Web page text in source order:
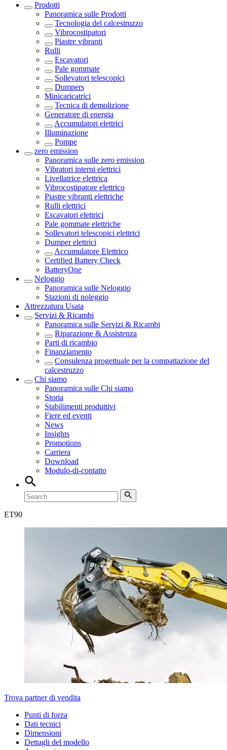
Prodotti
Panoramica sulle Prodotti
Tecnologia del calcestruzzo
Vibrocostipatori
Piastre vibranti
Rulli
Escavatori
Pale gommate
Sollevatori telescopici
Dumpers
Minicaricatrici
Tecnica di demolizione
Generatore di energia
Accumulatori elettrici
Illuminazione
Pompe
zero emission
Panoramica sulle zero emission
Vibratori interni elettrici
Livellatrice elettrica
Vibrocostipatore elettrico
Piastre vibranti elettriche
Rulli elettrici
Escavatori elettrici
Pale gommate elettriche
Sollevatori telescopici elettrici
Dumper elettrici
Accumulatore Elettrico
Certified Battery Check
BatteryOne
Neloggio
Panoramica sulle Neloggio
Stazioni di noleggio
Attrezzatura Usata
Servizi & Ricambi
Panoramica sulle Servizi & Ricambi
Riparazione & Assistenza
Parti di ricambio
Finanziamento
Consulenza progettuale per la compattazione del
calcestruzzo
Chi siamo
Panoramica sulle Chi siamo
Storia
Stabilimenti produttivi
Fiere ed eventi
News
Insights
Promotions
Carriera
Download
Modulo-di-contatto
ET90
Trova partner di vendita
Punti di forza
Dati tecnici
Dimensioni
Dettagli del modello